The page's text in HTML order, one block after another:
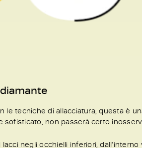
le tecniche di allacciatura, questa è
sofisticato, non passerà certo
lacci negli occhielli inferiori,